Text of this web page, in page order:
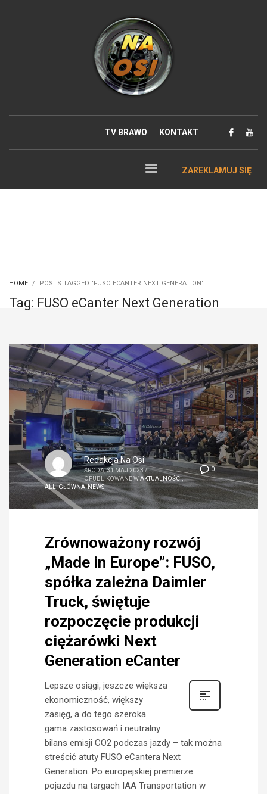
TV BRAWO KONTAKT
ZAREKLAMUJ SIĘ
HOME POSTS TAGGED "FUSO ECANTER NEXT GENERATION"
Tag: FUSO eCanter Next Generation
0
Redakcja Na Osi
ŚRODA, 31 MAJ 2023 /
OPUBLIKOWANE WAKTUALNOŚCI,
ALL,GŁÓWNA,NEWS
Zrównoważony rozwój
„Made in Europe”: FUSO,
spółka zależna Daimler
Truck, świętuje
rozpoczęcie produkcji
ciężarówki Next
Generation eCanter
Lepsze osiągi, jeszcze większa
ekonomiczność, większy
zasięg, a do tego szeroka
gama zastosowań i neutralny
bilans emisji CO2 podczas jazdy – tak można
streścić atuty FUSO eCantera Next
Generation. Po europejskiej premierze
pojazdu na targach IAA Transportation w